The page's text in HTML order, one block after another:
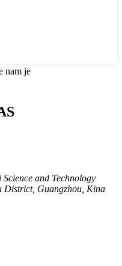
nam je
and Technology
District, Guangzhou, Kina